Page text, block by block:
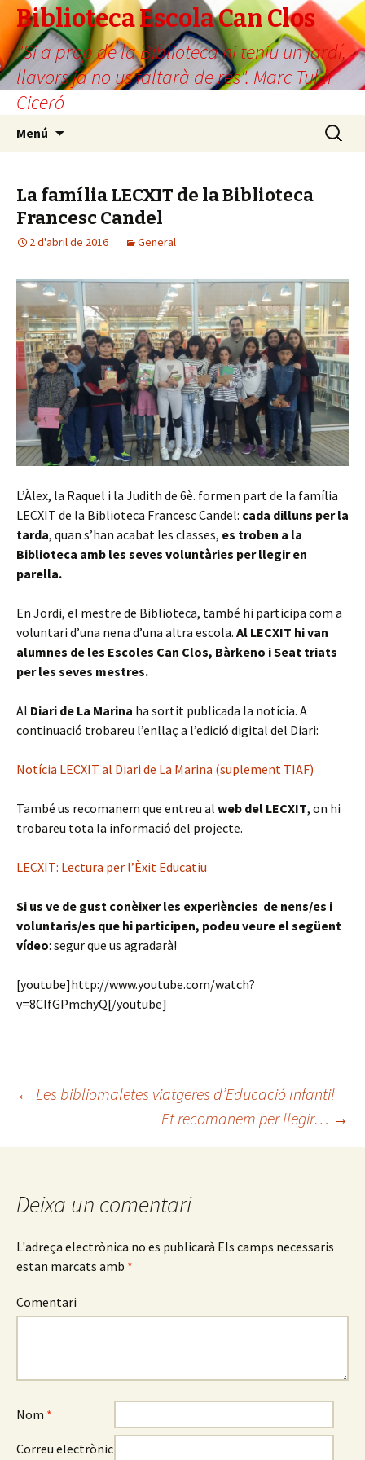
Biblioteca Escola Can Clos
"Si a prop de la Biblioteca hi teniu un jardí,
llavors ja no us faltarà de res". Marc Tul·li
Ciceró
Menú Cerca:
La família LECXIT de la Biblioteca
Francesc Candel
2 d'abril de 2016 General
L’Àlex, la Raquel i la Judith de 6è. formen part de la família
LECXIT de la Biblioteca Francesc Candel: cada dilluns per la
tarda, quan s’han acabat les classes, es troben a la
Biblioteca amb les seves voluntàries per llegir en
parella.
En Jordi, el mestre de Biblioteca, també hi participa com a
voluntari d’una nena d’una altra escola. Al LECXIT hi van
alumnes de les Escoles Can Clos, Bàrkeno i Seat triats
per les seves mestres.
Al Diari de La Marina ha sortit publicada la notícia. A
continuació trobareu l’enllaç a l’edició digital del Diari:
Notícia LECXIT al Diari de La Marina (suplement TIAF)
També us recomanem que entreu al web del LECXIT, on hi
trobareu tota la informació del projecte.
LECXIT: Lectura per l’Èxit Educatiu
Si us ve de gust conèixer les experiències de nens/es i
voluntaris/es que hi participen, podeu veure el següent
vídeo: segur que us agradarà!
[youtube]http://www.youtube.com/watch?
v=8ClfGPmchyQ[/youtube]
Navegació
pels
articles
← Les bibliomaletes viatgeres d’Educació Infantil
Et recomanem per llegir… →
Deixa un comentari
L'adreça electrònica no es publicarà Els camps necessaris
estan marcats amb *
Comentari
Nom *
Correu electrònic